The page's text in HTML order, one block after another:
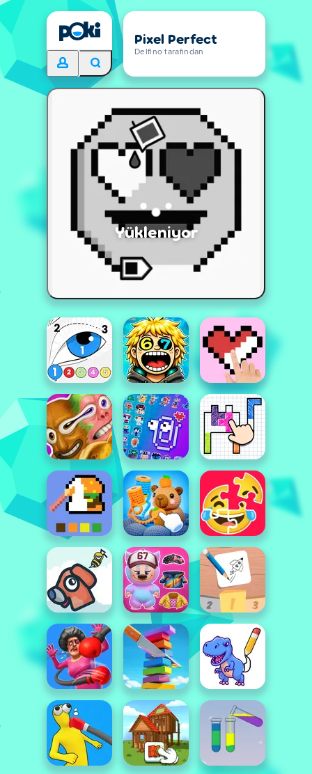
Pixel Perfect
Delfino tarafından
Yükleniyor